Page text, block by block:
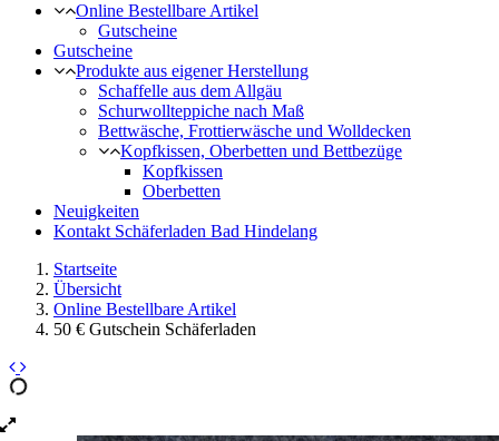
Online Bestellbare Artikel
Gutscheine
Gutscheine
Produkte aus eigener Herstellung
Schaffelle aus dem Allgäu
Schurwollteppiche nach Maß
Bettwäsche, Frottierwäsche und Wolldecken
Kopfkissen, Oberbetten und Bettbezüge
Kopfkissen
Oberbetten
Neuigkeiten
Kontakt Schäferladen Bad Hindelang
Startseite
Übersicht
Online Bestellbare Artikel
50 € Gutschein Schäferladen